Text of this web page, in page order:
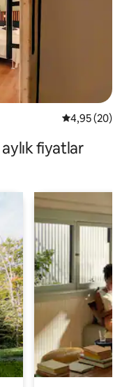
5 üzerinden
4,95 (20)
fiyatlar